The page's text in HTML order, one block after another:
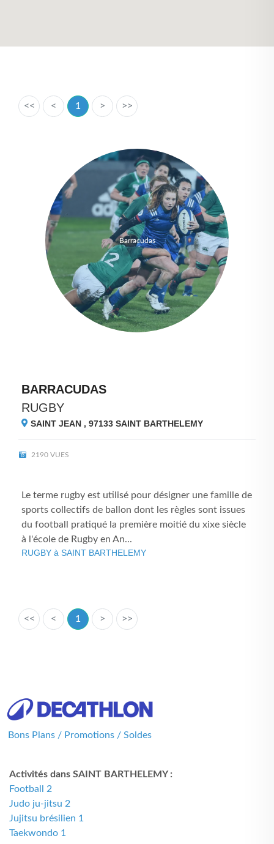
<< < 1 > >>
Barracudas
BARRACUDAS
RUGBY
SAINT JEAN , 97133 SAINT BARTHELEMY
2190 VUES
Le terme rugby est utilisé pour désigner une famille de
sports collectifs de ballon dont les règles sont issues
du football pratiqué la première moitié du xixe siècle
à l'école de Rugby en An...
RUGBY à SAINT BARTHELEMY
<< < 1 > >>
Bons Plans / Promotions / Soldes
Activités dans SAINT BARTHELEMY :
Football 2
Judo ju-jitsu 2
Jujitsu brésilien 1
Taekwondo 1